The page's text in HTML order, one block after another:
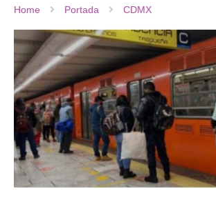
Home Portada CDMX